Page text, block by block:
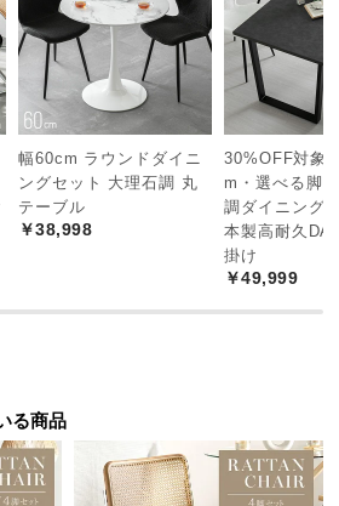
幅60cm ラウンドダイニ
ングセット 大理石調 丸
テーブル
￥38,998
30%OFF対象!
m・選べる脚
調ダイニング
本製高耐久
掛け
￥49,999
る商品